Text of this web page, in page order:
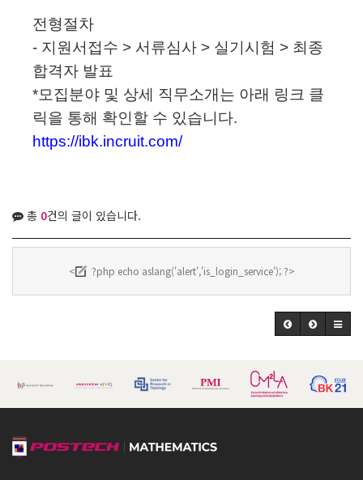
전형절차
- 지원서접수 > 서류심사 > 실기시험 > 최종
합격자 발표
*모집분야 및 상세 직무소개는 아래 링크 클
릭을 통해 확인할 수 있습니다.
https://ibk.incruit.com/
총 0건의 글이 있습니다.
< ?php echo aslang('alert','is_login_service'); ?>